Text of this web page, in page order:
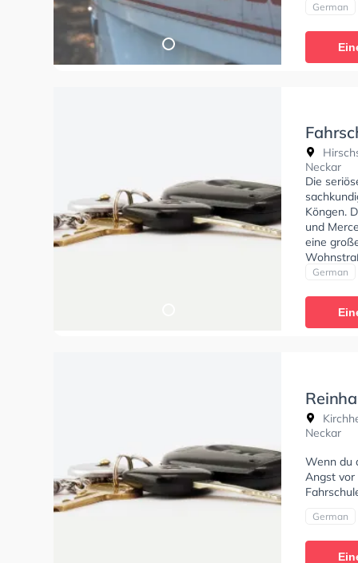
Perfekte
BF17,
Klasse
der
German
Neckar
Die
Köngen.
und
eine
Perfekte
BF17,
Klasse L
Peter Sie
German
Neckar
Wenn du
Angst vor
German